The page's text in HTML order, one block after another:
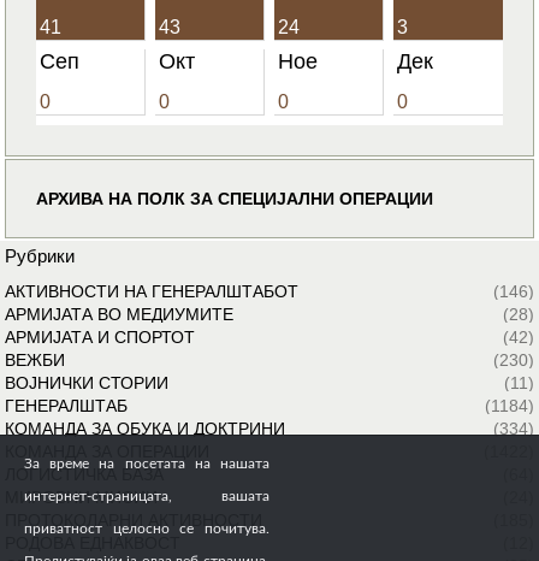
41 43 24 3
Сеп
0
Окт
0
Ное
0
Дек
0
АРХИВА НА ПОЛК ЗА СПЕЦИЈАЛНИ ОПЕРАЦИИ
Рубрики
АКТИВНОСТИ НА ГЕНЕРАЛШТАБОТ
(146)
АРМИЈАТА ВО МЕДИУМИТЕ
(28)
АРМИЈАТА И СПОРТОТ
(42)
ВЕЖБИ
(230)
ВОЈНИЧКИ СТОРИИ
(11)
ГЕНЕРАЛШТАБ
(1184)
КОМАНДА ЗА ОБУКА И ДОКТРИНИ
(334)
ЛОГИСТИЧКА БАЗА
МИРОВНИ МИСИИ
За време на посетата на нашата
интернет-страницата, вашата
приватност целосно се почитува.